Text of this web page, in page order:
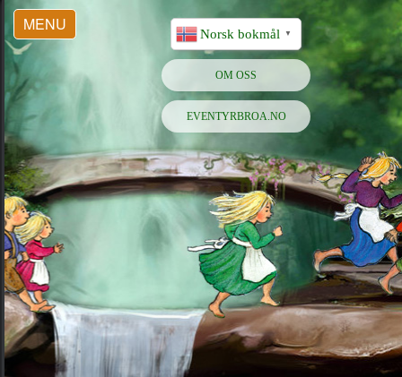
MENU
Norsk bokmål ▼
OM OSS
EVENTYRBROA.NO